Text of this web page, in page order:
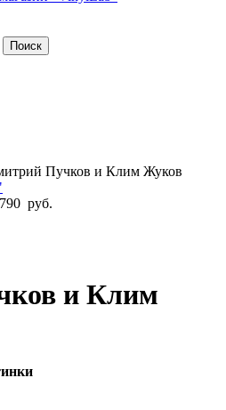
Поиск
Пучков и Клим Жуков
руб.
и Клим